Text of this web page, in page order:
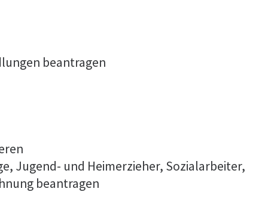
beantragen
Jugend- und Heimerzieher, Sozialarbeiter,
beantragen